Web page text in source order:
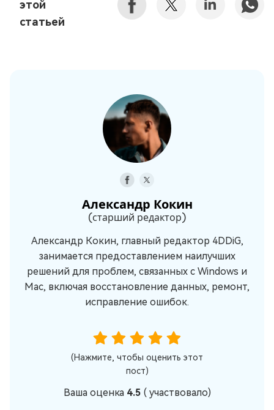
этой
статьей
Александр Кокин
(старший редактор)
Александр Кокин, главный редактор 4DDiG,
занимается предоставлением наилучших
решений для проблем, связанных с Windows и
Mac, включая восстановление данных, ремонт,
исправление ошибок.
(Нажмите, чтобы оценить этот
пост)
Ваша оценка 4.5 (участвовало)